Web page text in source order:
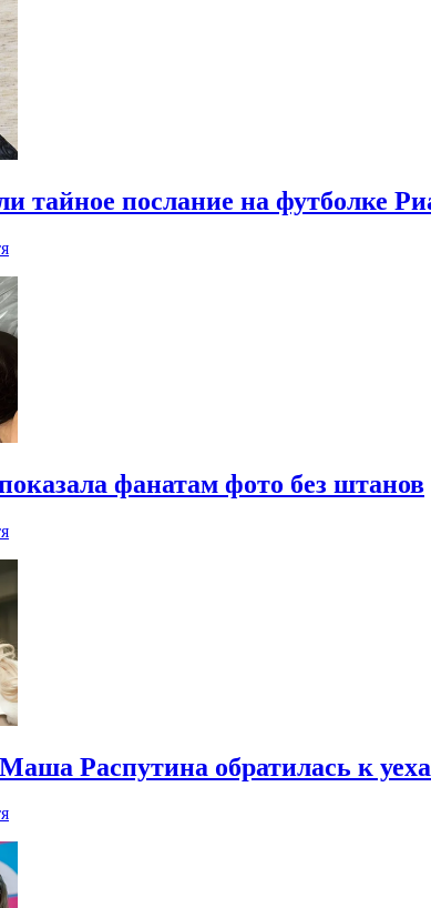
тайное послание на футболке
фанатам фото без штанов
Распутина обратилась к